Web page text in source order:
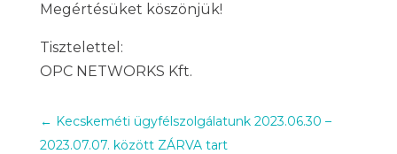
Megértésüket köszönjük!
Tisztelettel:
OPC NETWORKS Kft.
← Kecskeméti ügyfélszolgálatunk 2023.06.30 –
2023.07.07. között ZÁRVA tart